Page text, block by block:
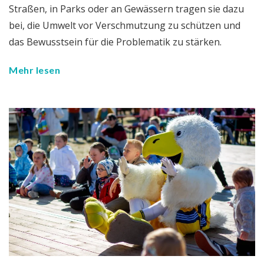
Straßen, in Parks oder an Gewässern tragen sie dazu
bei, die Umwelt vor Verschmutzung zu schützen und
das Bewusstsein für die Problematik zu stärken.
Mehr lesen